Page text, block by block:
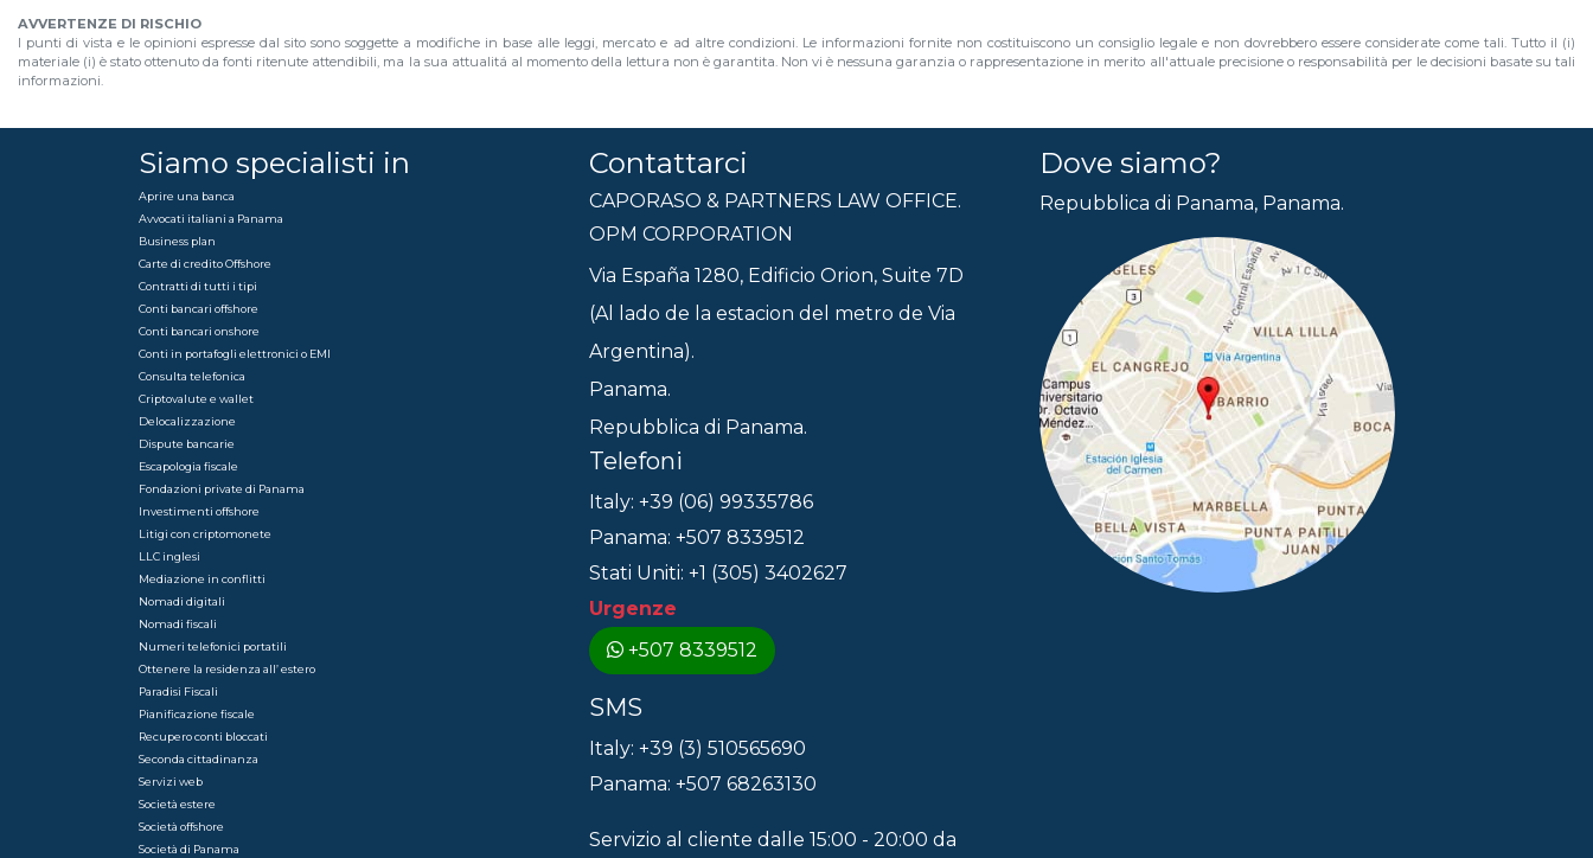
AVVERTENZE DI RISCHIO
I punti di vista e le opinioni espresse dal sito sono soggette a modifiche in base alle leggi, mercato e ad altre condizioni. Le informazioni fornite non costituiscono un consiglio legale e non dovrebbero essere considerate come tali. Tutto il (i)
materiale (i) è stato ottenuto da fonti ritenute attendibili, ma la sua attualitá al momento della lettura non è garantita. Non vi è nessuna garanzia o rappresentazione in merito all'attuale precisione o responsabilità per le decisioni basate su tali
informazioni.
Siamo specialisti in
Aprire una banca
Avvocati italiani a Panama
Business plan
Carte di credito Offshore
Contratti di tutti i tipi
Conti bancari offshore
Conti bancari onshore
Conti in portafogli elettronici o EMI
Consulta telefonica
Criptovalute e wallet
Delocalizzazione
Dispute bancarie
Escapologia fiscale
Fondazioni private di Panama
Investimenti offshore
Litigi con criptomonete
LLC inglesi
Mediazione in conflitti
Nomadi digitali
Nomadi fiscali
Numeri telefonici portatili
Ottenere la residenza all’ estero
Paradisi Fiscali
Pianificazione fiscale
Recupero conti bloccati
Seconda cittadinanza
Servizi web
Società estere
Società offshore
Società di Panama
Contattarci
CAPORASO & PARTNERS LAW OFFICE.
OPM CORPORATION
Via España 1280, Edificio Orion, Suite 7D
(Al lado de la estacion del metro de Via
Argentina).
Panama.
Repubblica di Panama.
Telefoni
Italy: +39 (06) 99335786
Panama: +507 8339512
Stati Uniti: +1 (305) 3402627
Urgenze
+507 8339512
SMS
Italy: +39 (3) 510565690
Panama: +507 68263130
Servizio al cliente dalle 15:00 - 20:00 da
Dove siamo?
Repubblica di Panama, Panama.